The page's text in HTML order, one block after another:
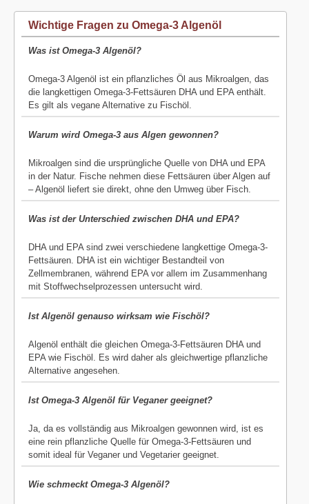
Wichtige Fragen zu Omega-3 Algenöl
Was ist Omega-3 Algenöl?
Omega-3 Algenöl ist ein pflanzliches Öl aus Mikroalgen, das
die langkettigen Omega-3-Fettsäuren DHA und EPA enthält.
Es gilt als vegane Alternative zu Fischöl.
Warum wird Omega-3 aus Algen gewonnen?
Mikroalgen sind die ursprüngliche Quelle von DHA und EPA
in der Natur. Fische nehmen diese Fettsäuren über Algen auf
– Algenöl liefert sie direkt, ohne den Umweg über Fisch.
Was ist der Unterschied zwischen DHA und EPA?
DHA und EPA sind zwei verschiedene langkettige Omega-3-
Fettsäuren. DHA ist ein wichtiger Bestandteil von
Zellmembranen, während EPA vor allem im Zusammenhang
mit Stoffwechselprozessen untersucht wird.
Ist Algenöl genauso wirksam wie Fischöl?
Algenöl enthält die gleichen Omega-3-Fettsäuren DHA und
EPA wie Fischöl. Es wird daher als gleichwertige pflanzliche
Alternative angesehen.
Ist Omega-3 Algenöl für Veganer geeignet?
Ja, da es vollständig aus Mikroalgen gewonnen wird, ist es
eine rein pflanzliche Quelle für Omega-3-Fettsäuren und
somit ideal für Veganer und Vegetarier geeignet.
Wie schmeckt Omega-3 Algenöl?